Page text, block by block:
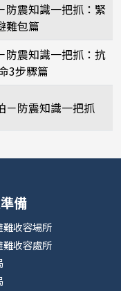
防震知識一把抓：緊
難包篇
防震知識一把抓：抗
3步驟篇
－防震知識一把抓
備
難收容場所
難收容處所